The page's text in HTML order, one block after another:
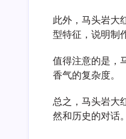
此外，马头岩大
型特征，说明制
值得注意的是，
香气的复杂度。
总之，马头岩大
然和历史的对话。